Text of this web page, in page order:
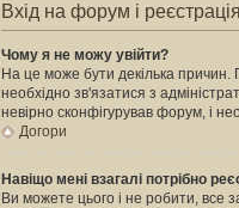
Вхід на форум і реєстрація
Чому я не можу увійти?
На це може бути декілька
необхідно зв'язатися з
невірно сконфігурував форум, і
Догори
Навіщо мені взагалі потрібно
Ви можете цього і не робити, все